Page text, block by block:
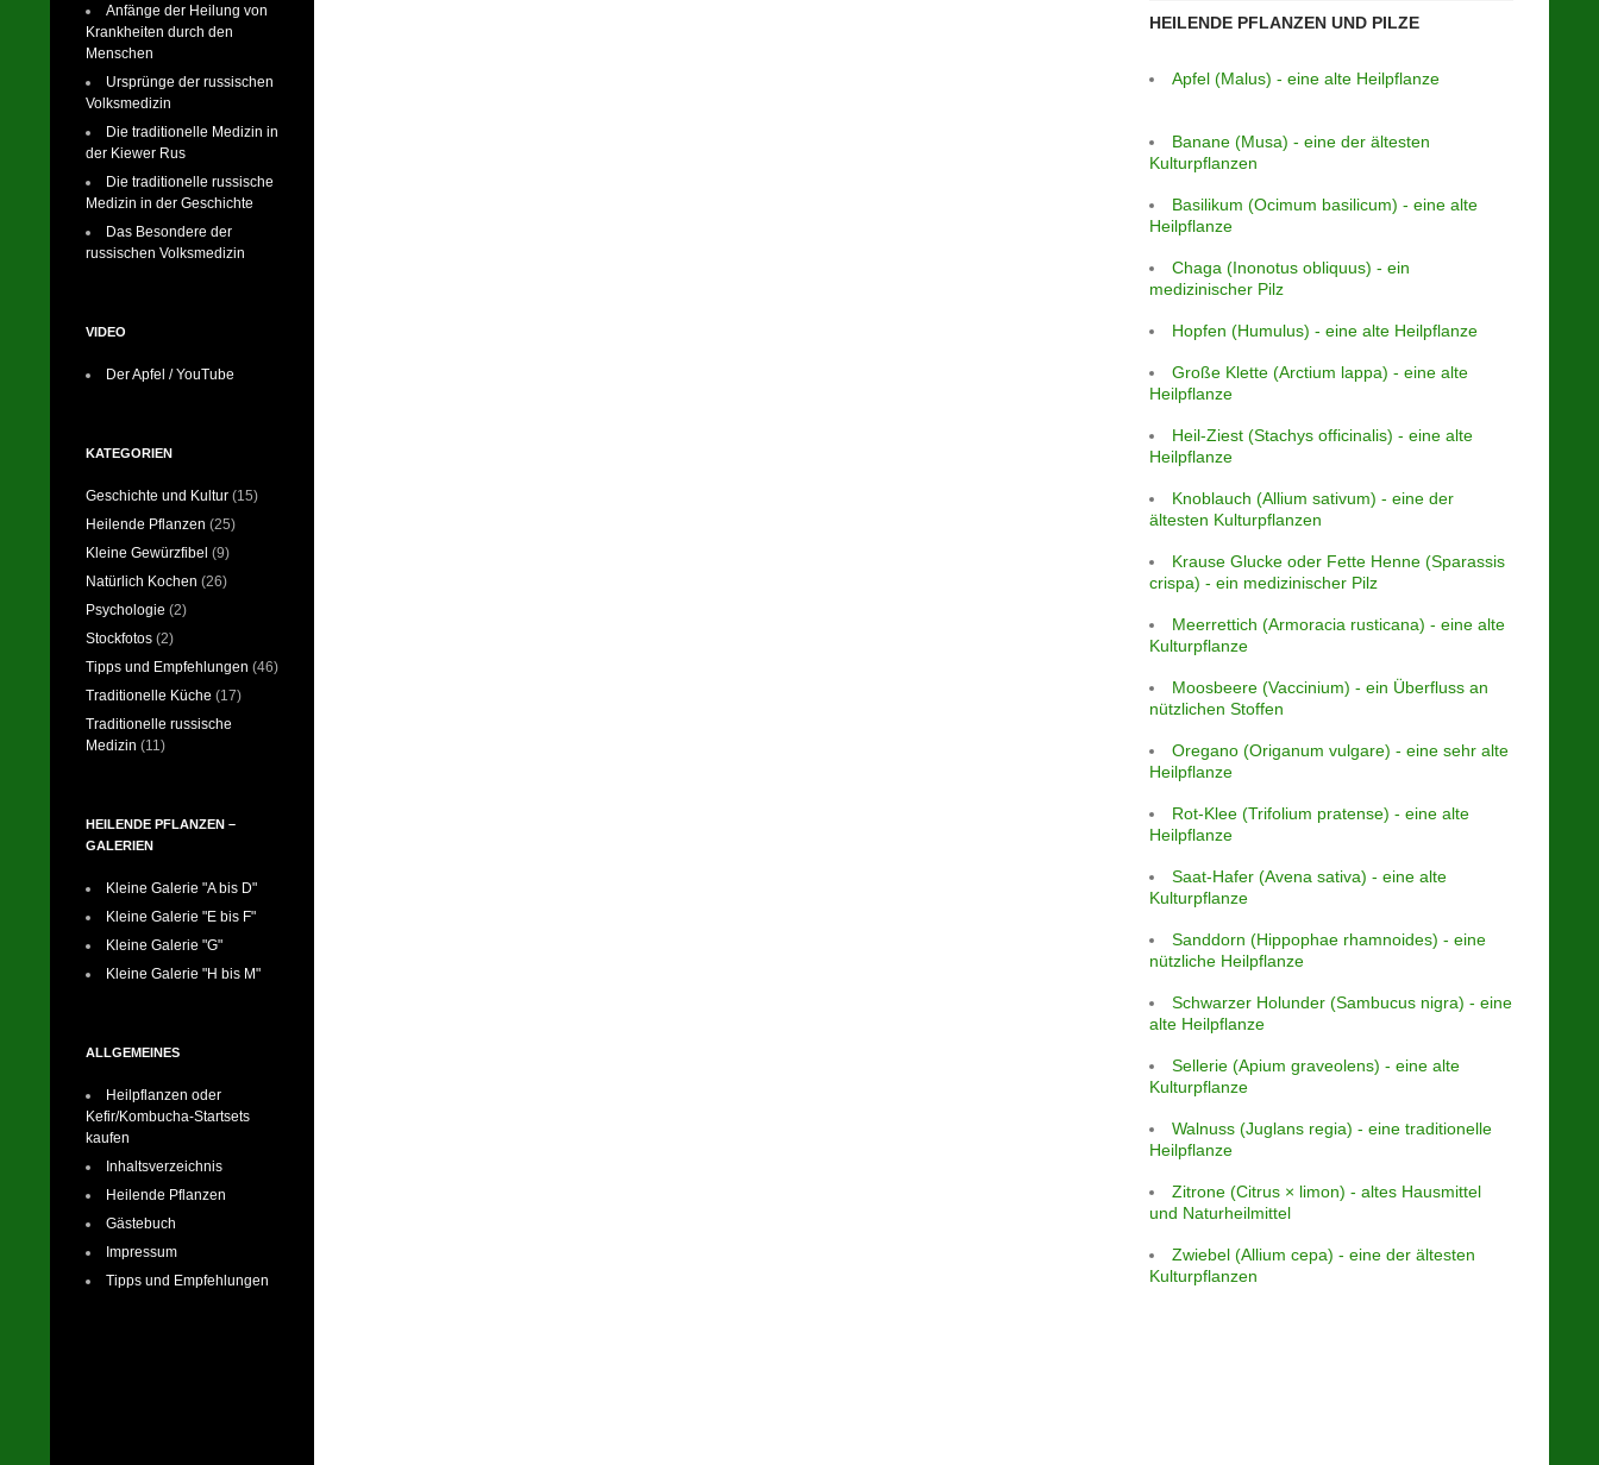
HEILENDE PFLANZEN UND PILZE
Apfel (Malus) - eine alte Heilpflanze
Banane (Musa) - eine der ältesten
Kulturpflanzen
Basilikum (Ocimum basilicum) - eine alte
Heilpflanze
Chaga (Inonotus obliquus) - ein
medizinischer Pilz
Hopfen (Humulus) - eine alte Heilpflanze
Große Klette (Arctium lappa) - eine alte
Heilpflanze
Heil-Ziest (Stachys officinalis) - eine alte
Heilpflanze
Knoblauch (Allium sativum) - eine der
ältesten Kulturpflanzen
Krause Glucke oder Fette Henne (Sparassis
crispa) - ein medizinischer Pilz
Meerrettich (Armoracia rusticana) - eine alte
Kulturpflanze
Moosbeere (Vaccinium) - ein Überfluss an
nützlichen Stoffen
Oregano (Origanum vulgare) - eine sehr alte
Heilpflanze
Rot-Klee (Trifolium pratense) - eine alte
Heilpflanze
Saat-Hafer (Avena sativa) - eine alte
Kulturpflanze
Sanddorn (Hippophae rhamnoides) - eine
nützliche Heilpflanze
Schwarzer Holunder (Sambucus nigra) - eine
alte Heilpflanze
Sellerie (Apium graveolens) - eine alte
Kulturpflanze
Walnuss (Juglans regia) - eine traditionelle
Heilpflanze
Zitrone (Citrus × limon) - altes Hausmittel
und Naturheilmittel
Zwiebel (Allium cepa) - eine der ältesten
Kulturpflanzen
Anfänge der Heilung von
Krankheiten durch den
Menschen
Ursprünge der russischen
Volksmedizin
Die traditionelle Medizin in
der Kiewer Rus
Die traditionelle russische
Medizin in der Geschichte
Das Besondere der
russischen Volksmedizin
VIDEO
Der Apfel / YouTube
KATEGORIEN
Geschichte und Kultur (15)
Heilende Pflanzen (25)
Kleine Gewürzfibel (9)
Natürlich Kochen (26)
Psychologie (2)
Stockfotos (2)
Tipps und Empfehlungen (46)
Traditionelle Küche (17)
Traditionelle russische
Medizin (11)
HEILENDE PFLANZEN –
GALERIEN
Kleine Galerie "A bis D"
Kleine Galerie "E bis F"
Kleine Galerie "G"
Kleine Galerie "H bis M"
ALLGEMEINES
Heilpflanzen oder
Kefir/Kombucha-Startsets
kaufen
Inhaltsverzeichnis
Heilende Pflanzen
Gästebuch
Impressum
Tipps und Empfehlungen